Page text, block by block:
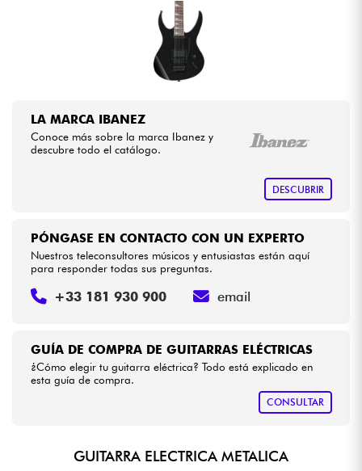
LA MARCA IBANEZ
Conoce más sobre la marca Ibanez y
descubre todo el catálogo.
DESCUBRIR
GUÍA DE COMPRA DE GUITARRAS ELÉCTRICAS
¿Cómo elegir tu guitarra eléctrica? Todo está explicado en
esta guía de compra.
CONSULTAR
PÓNGASE EN CONTACTO CON UN EXPERTO
Nuestros teleconsultores músicos y entusiastas están aquí
para responder todas sus preguntas.
+33 181 930 900 email
GUITARRA ELECTRICA METALICA